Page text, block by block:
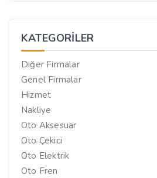
KATEGORILER
Diğer Firmalar
Genel Firmalar
Hizmet
Nakliye
Oto Aksesuar
Oto Çekici
Oto Elektrik
Oto Fren